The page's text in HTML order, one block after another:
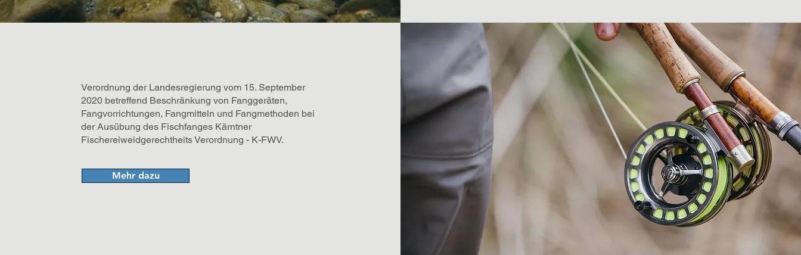
Verordnung der Landesregierung vom 15. September
2020 betreffend Beschränkung von Fanggeräten,
Fangvorrichtungen, Fangmitteln und Fangmethoden bei
der Ausübung des Fischfanges Kärntner
Fischereiweidgerechtheits Verordnung - K-FWV.
Mehr dazu